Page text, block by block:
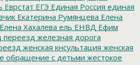
Еврстат ЕГЭ Единая Россия единая
Екатерина Румянцева Елена
Елена Хахалева ель ЕНВД Ефим
переезд железная дорога
женская кнсультация женская
обращение с детьми жестокое